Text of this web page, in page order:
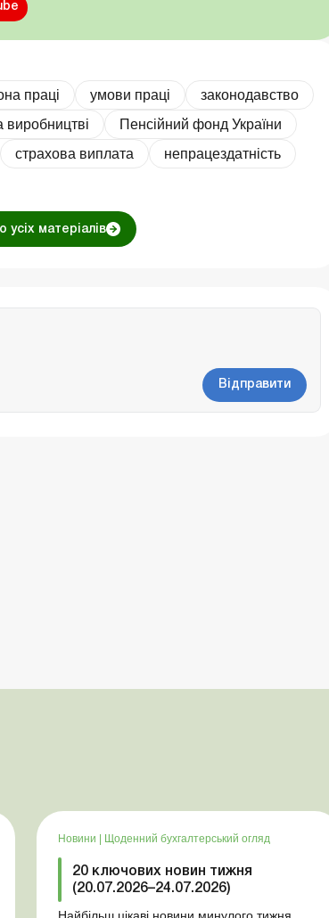
праці умови праці
законодавство
Пенсійний фонд України
страхова виплата
непрацездатність
усіх матеріалів
Відправити
Новини Щоденний бухгалтерський огляд
20 ключових новин тижня
(20.07.2026–24.07.2026)